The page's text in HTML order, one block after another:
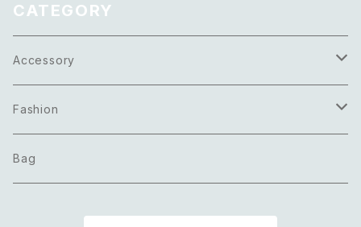
CATEGORY
Accessory
Necklace
Pierce
Fashion
Tops
Bag